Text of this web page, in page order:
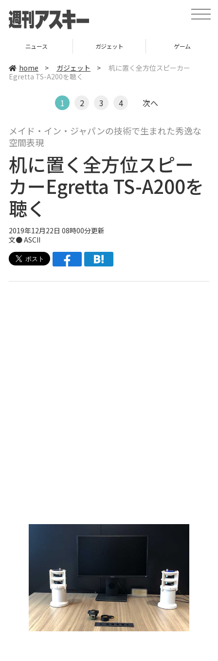
t
o
ニュース ガジェット ゲーム
home > ガジェット >
机に置く全方位スピーカー
Egretta TS-A200を聴く
1 2 3 4 次へ
メイド・イン・ジャパンの技術で生まれた秀逸な
空間表現
机に置く全方位スピー
カーEgretta TS-A200を
聴く
2019年12月22日 08時00分更新
文● ASCII